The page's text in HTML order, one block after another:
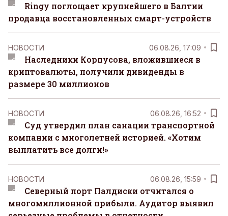
Ringy поглощает крупнейшего в Балтии
продавца восстановленных смарт-устройств
НОВОСТИ 06.08.26, 17:09
Наследники Корпусова, вложившиеся в
криптовалюты, получили дивиденды в
размере 30 миллионов
НОВОСТИ 06.08.26, 16:52
Суд утвердил план санации транспортной
компании с многолетней историей. «Хотим
выплатить все долги!»
НОВОСТИ 06.08.26, 15:59
Северный порт Палдиски отчитался о
многомиллионной прибыли. Аудитор выявил